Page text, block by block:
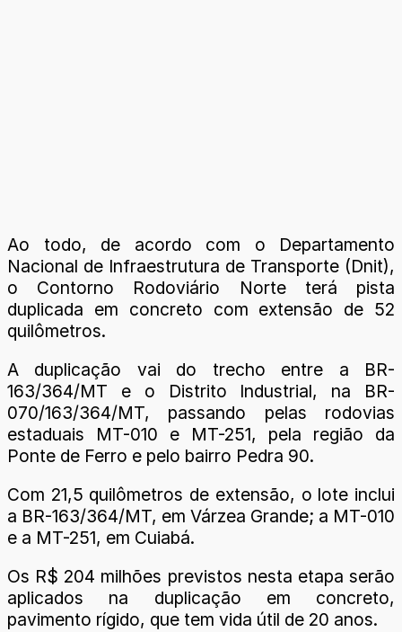
Ao todo, de acordo com o Departamento
Nacional de Infraestrutura de Transporte (Dnit),
o Contorno Rodoviário Norte terá pista
duplicada em concreto com extensão de 52
quilômetros.
A duplicação vai do trecho entre a BR-
163/364/MT e o Distrito Industrial, na BR-
070/163/364/MT, passando pelas rodovias
estaduais MT-010 e MT-251, pela região da
Ponte de Ferro e pelo bairro Pedra 90.
Com 21,5 quilômetros de extensão, o lote inclui
a BR-163/364/MT, em Várzea Grande; a MT-010
e a MT-251, em Cuiabá.
Os R$ 204 milhões previstos nesta etapa serão
aplicados na duplicação em concreto,
pavimento rígido, que tem vida útil de 20 anos.